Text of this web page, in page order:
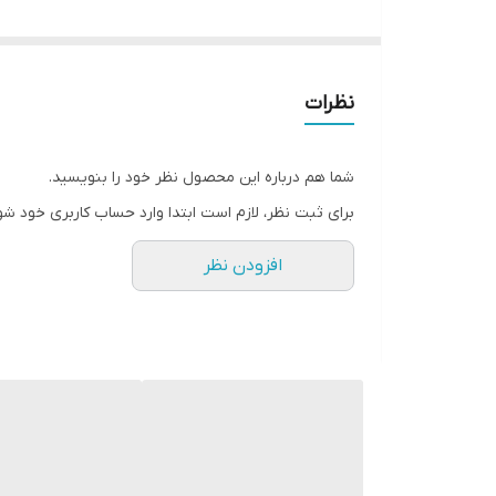
نور آفتابی 3000K
2 سال گارانتی
نظرات
شما هم درباره این محصول نظر خود را بنویسید.
برای ثبت نظر، لازم است ابتدا وارد حساب کاربری خود
افزودن نظر